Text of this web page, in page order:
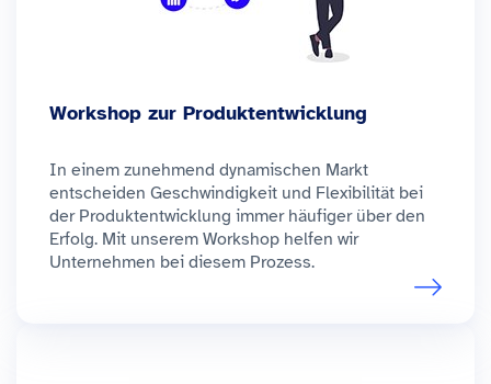
Workshop zur Produktentwicklung
In einem zunehmend dynamischen Markt
entscheiden Geschwindigkeit und Flexibilität bei
der Produktentwicklung immer häufiger über den
Erfolg. Mit unserem Workshop helfen wir
Unternehmen bei diesem Prozess.